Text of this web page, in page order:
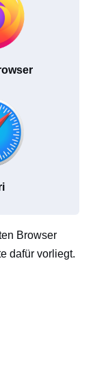
Browser
dafür vorliegt.